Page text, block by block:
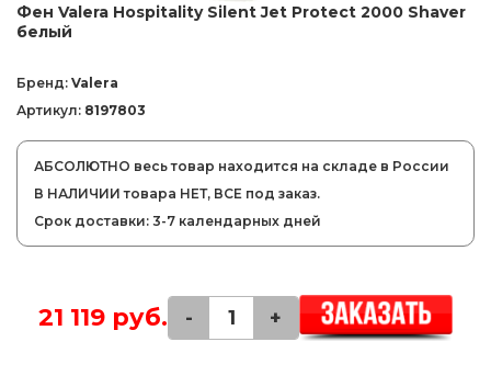
Фен Valera Hospitality Silent Jet Protect 2000 Shaver
белый
Бренд: Valera
Артикул: 8197803
АБСОЛЮТНО весь товар находится на складе в России
В НАЛИЧИИ товара НЕТ, ВСЕ под заказ.
Срок доставки: 3-7 календарных дней
21 119 руб. - +